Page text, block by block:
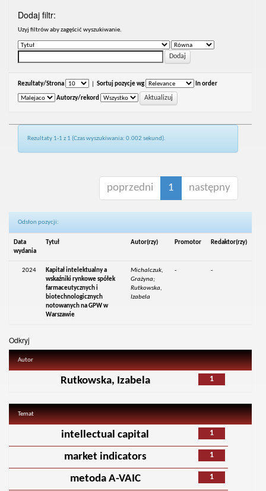
Dodaj filtr:
Uzyj filtrów aby zagęścić wyszukiwanie.
Rezultaty/Strona Sortuj pozycje wg In order
Autorzy/rekord
Rezultaty 1-1 z 1 (Czas wyszukiwania: 0.002 sekund).
poprzedni 1 następny
Odsłon pozycji:
Data
wydania
Tytuł Autor(rzy) Promotor Redaktor(rzy)
2024
Kapitał intelektualny a
wskaźniki rynkowe spółek
farmaceutycznych i
biotechnologicznych
notowanych na GPW w
Warszawie
Michalczuk,
Grażyna;
Rutkowska,
Izabela
- -
Odkryj
Autor
1
Rutkowska, Izabela
Temat
1
intellectual capital
1
market indicators
1
metoda A-VAIC